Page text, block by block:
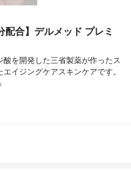
配合】デルメッド プレミ
酸を開発した三省製薬が作ったス
イジングケアスキンケアです。